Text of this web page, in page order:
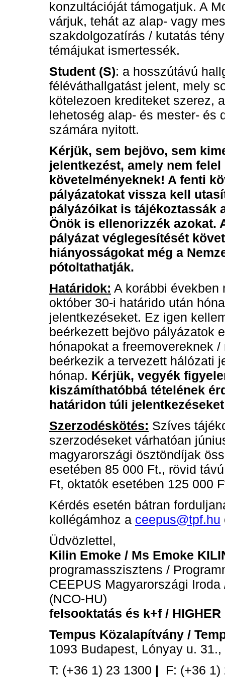
konzultációját támogatjuk. A
várjuk, tehát az alap- vagy
szakdolgozatírás / kutatás
témájukat ismertessék.
Student (S): a hosszútávú
féléváthallgatást jelent, mely
kötelezoen krediteket szerez,
lehetoség alap- és mester- és
számára nyitott.
Kérjük, sem bejövo, sem
jelentkezést, amely nem
követelményeknek! A fenti
pályázatokat vissza kell
pályázóikat is tájékoztassák
Önök is ellenorizzék azokat.
pályázat véglegesítését
hiányosságokat még a
pótoltathatják.
Határidok: A korábbi években
október 30-i határido után
jelentkezéseket. Ez igen
beérkezett bejövo pályázatok
hónapokat a freemovereknek
beérkezik a tervezett hálózati
hónap. Kérjük, vegyék
kiszámíthatóbbá tételének
határidon túli
Szerzodéskötés: Szíves
szerzodéseket várhatóan
magyarországi ösztöndíjak
esetében 85 000 Ft., rövid
Ft, oktatók esetében 125 000
Kérdés esetén bátran
kollégámhoz a ceepus@tpf.hu
Üdvözlettel,
Kilin Emoke / Ms Emoke
programasszisztens /
CEEPUS Magyarországi
(NCO-HU)
felsooktatás és k+f / HIGHER
Tempus Közalapítvány /
1093 Budapest, Lónyay u.
T: (+36 1) 23 1300 | F: (+36 1)